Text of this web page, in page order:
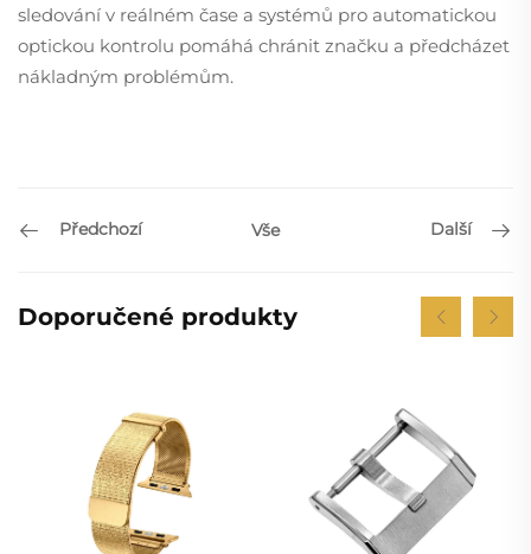
sledování v reálném čase a systémů pro automatickou
optickou kontrolu pomáhá chránit značku a předcházet
nákladným problémům.
Předchozí Vše Další
Doporučené produkty